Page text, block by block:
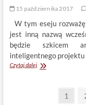
15 października 2017
W tym eseju
jest inną nazwą
będzie szkicem
inteligentnego projektu
Czytaj dalejFałszywa
Page
1